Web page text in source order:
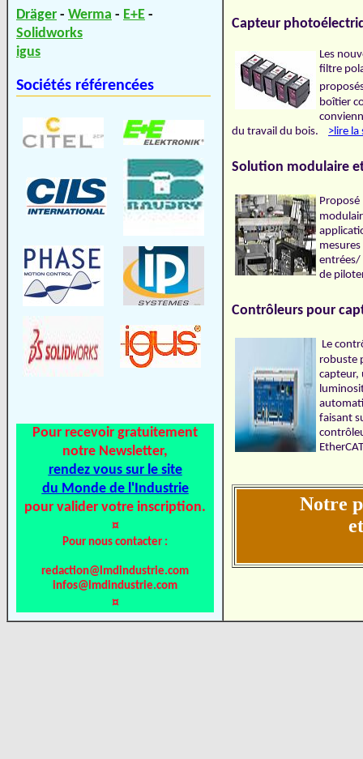
Dräger - Werma - E+E -
Solidworks
igus
Sociétés référencées
Pour recevoir gratuitement
notre Newsletter,
rendez vous sur le site
du Monde de l'Industrie
pour valider votre inscription.
¤
Pour nous contacter :
redaction@lmdindustrie.com
infos@lmdindustrie.com
¤
Capteur
Les
filtre
boîtier
du travail du bois. >lire la
Solution modulaire
entrées/
de
Contrôleurs pour
Le
robuste
capteur,
faisant
Notre